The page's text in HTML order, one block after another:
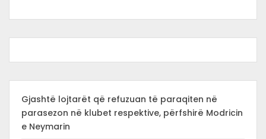
Gjashtë lojtarët që refuzuan të paraqiten në
parasezon në klubet respektive, përfshirë Modricin
e Neymarin